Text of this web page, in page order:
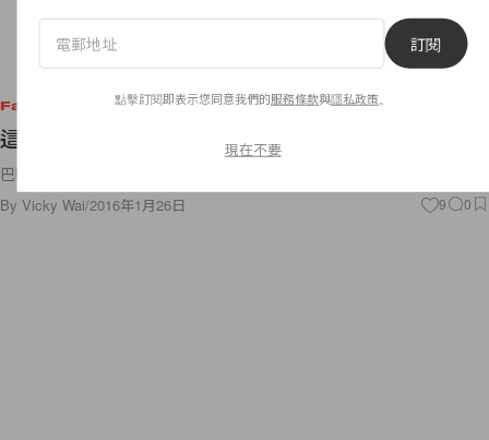
Fashion
這些熟悉的身影，都是時裝周場外街的常客！
巴黎高級訂製服 Haute Couture
By Vicky Wai/2016年1月26日 9 0
訂閱
點擊訂閱即表示您同意我們的服務條款與隱私政策
現在不要